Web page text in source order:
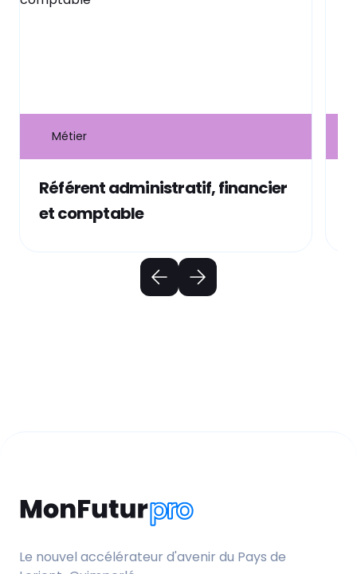
Métier
Référent administratif, financier
et comptable
Le nouvel accélérateur d'avenir du Pays de